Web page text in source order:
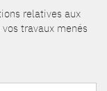
relatives aux
travaux menés